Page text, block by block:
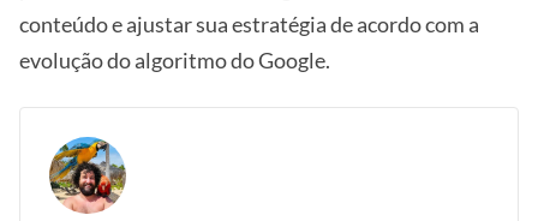
conteúdo e ajustar sua estratégia de acordo com a
evolução do algoritmo do Google.